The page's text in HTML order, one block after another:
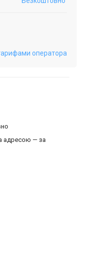
оператора
адресою — за